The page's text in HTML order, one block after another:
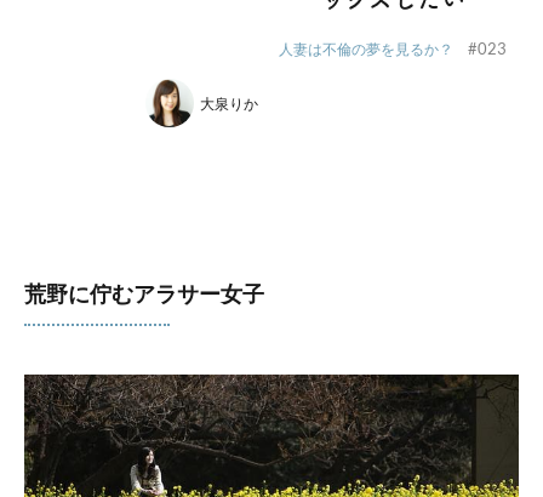
人妻は不倫の夢を見るか？ #023
大泉りか
荒野に佇むアラサー女子